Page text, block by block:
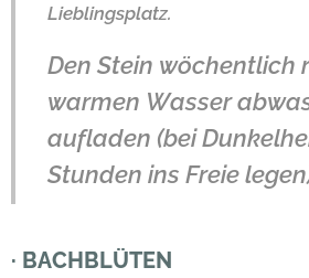
Lieblingsplatz.
Den Stein wöchentlich
warmen Wasser
aufladen (bei
Stunden ins Freie
· BACHBLÜTEN